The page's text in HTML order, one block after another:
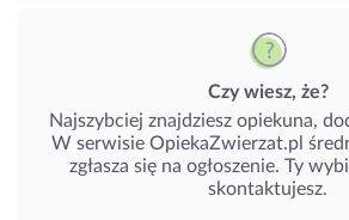
Czy wiesz, że?
Najszybciej znajdziesz opiekuna,
W serwisie OpiekaZwierzat.pl
zgłasza się na ogłoszenie. Ty
skontaktujesz.